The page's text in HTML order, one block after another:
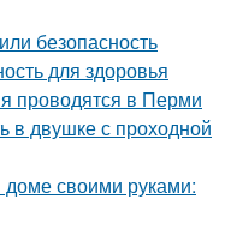
безопасность
для здоровья
проводятся в Перми
в двушке с проходной
доме своими руками: